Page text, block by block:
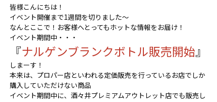
皆様こんにちは！
イベント開催まで1週間を切りました～
なんとここで！お客様へとってもホットな情報をお届け！
イベント期間中・・・
『ナルゲンブランクボトル販売開始』
しまーす！
本来は、プロパー店といわれる定価販売を行っているお店でしか
購入していただけない商品
イベント期間中に、酒々井プレミアムアウトレット店でも販売し